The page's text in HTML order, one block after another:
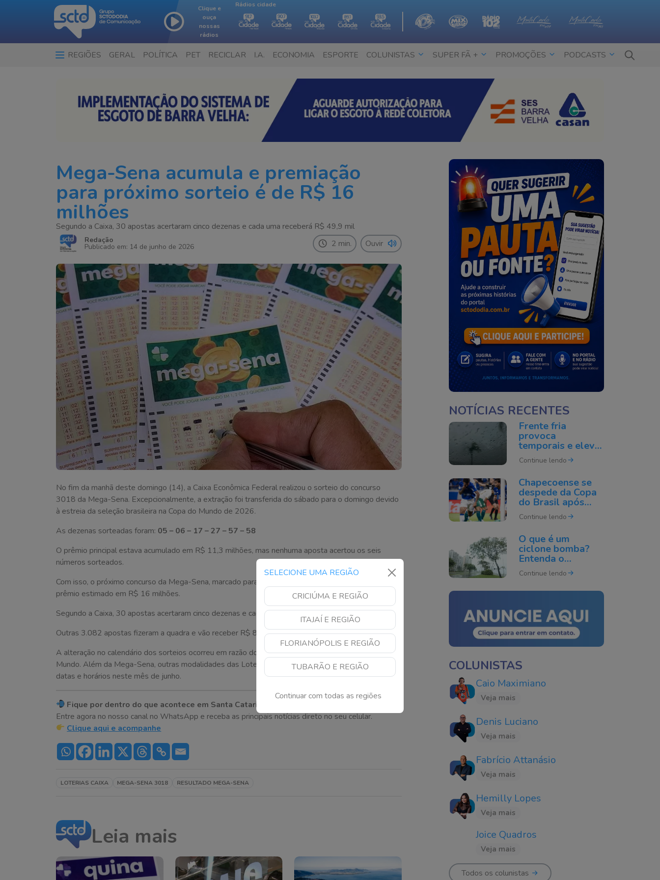
Clique e
ouça
nossas
rádios
Rádios cidade
REGIÕES GERAL POLÍTICA PET RECICLAR I.A. ECONOMIA ESPORTE COLUNISTAS SUPER FÃ + PROMOÇÕES PODCASTS
SELECIONE UMA REGIÃO
CRICIÚMA E REGIÃO
ITAJAÍ E REGIÃO
FLORIANÓPOLIS E REGIÃO
TUBARÃO E REGIÃO
Continuar com todas as regiões
Mega-Sena acumula e premiação
para próximo sorteio é de R$ 16
milhões
Segundo a Caixa, 30 apostas acertaram cinco dezenas e cada uma receberá R$ 49,9 mil
Redação
Publicado em: 14 de junho de 2026 2 min. Ouvir
No fim da manhã deste domingo (14), a Caixa Econômica Federal realizou o sorteio do concurso
3018 da Mega-Sena. Excepcionalmente, a extração foi transferida do sábado para o domingo devido
à estreia da seleção brasileira na Copa do Mundo de 2026.
As dezenas sorteadas foram: 05 – 06 – 17 – 27 – 57 – 58
O prêmio principal estava acumulado em R$ 11,3 milhões, mas nenhuma aposta acertou os seis
números sorteados.
Com isso, o próximo concurso da Mega-Sena, marcado para a próxima terça-feira (16), deve pagar um
prêmio estimado em R$ 16 milhões.
Segundo a Caixa, 30 apostas acertaram cinco dezenas e cada uma receberá R$ 49,9 mil.
Outras 3.082 apostas fizeram a quadra e vão receber R$ 801,69 cada.
A alteração no calendário dos sorteios ocorreu em razão dos jogos da seleção brasileira na Copa do
Mundo. Além da Mega-Sena, outras modalidades das Loterias Caixa também tiveram mudanças nas
datas e horários neste mês de junho.
Fique por dentro do que acontece em Santa Catarina!
Entre agora no nosso canal no WhatsApp e receba as principais notícias direto no seu celular.
Clique aqui e acompanhe
LOTERIAS CAIXA MEGA-SENA 3018 RESULTADO MEGA-SENA
Leia mais
NOTÍCIAS RECENTES
Frente fria
provoca
temporais e eleva
risco de granizo
em SC nesta
Continue lendo
Chapecoense se
despede da Copa
do Brasil após
derrota para o
Cruzeiro
Continue lendo
O que é um
ciclone bomba?
Entenda o
fenômeno que
pode atingir o Sul
do Brasil
Continue lendo
COLUNISTAS
Caio Maximiano
Veja mais
Denis Luciano
Veja mais
Fabrício Attanásio
Veja mais
Hemilly Lopes
Veja mais
Joice Quadros
Veja mais
Todos os colunistas